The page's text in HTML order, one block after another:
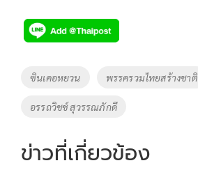
e
b
o
o
k
tt
er
p
y
Li
n
k
Tags
ซินเคอหยวน พรรครวมไทยสร้างชาติ
อรรถวิชช์ สุวรรณภักดี
ข่าวที่เกี่ยวข้อง